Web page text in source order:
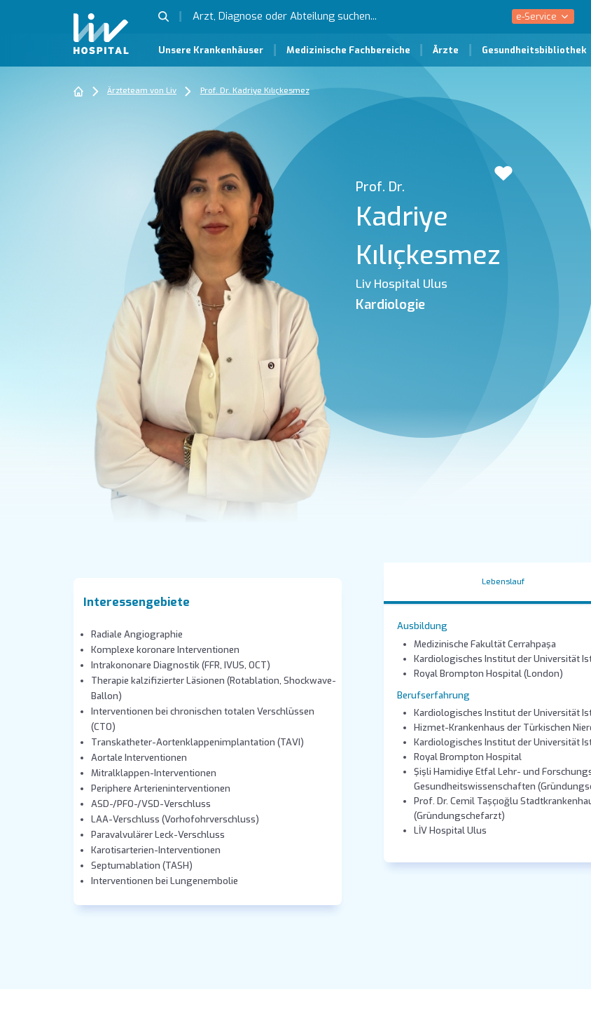
e-Service
Unsere Krankenhäuser Medizinische Fachbereiche Ärzte Gesundheitsbibliothek
Ärzteteam von Liv Prof. Dr. Kadriye Kılıçkesmez
Prof. Dr.
Kadriye
Kılıçkesmez
Liv Hospital Ulus
Kardiologie
Interessengebiete
Radiale Angiographie
Komplexe koronare Interventionen
Intrakononare Diagnostik (FFR, IVUS, OCT)
Therapie kalzifizierter Läsionen (Rotablation, Shockwave-
Ballon)
Interventionen bei chronischen totalen Verschlüssen
(CTO)
Transkatheter-Aortenklappenimplantation (TAVI)
Aortale Interventionen
Mitralklappen-Interventionen
Periphere Arterieninterventionen
ASD-/PFO-/VSD-Verschluss
LAA-Verschluss (Vorhofohrverschluss)
Paravalvulärer Leck-Verschluss
Karotisarterien-Interventionen
Septumablation (TASH)
Interventionen bei Lungenembolie
Lebenslauf
Ausbildung
Medizinische Fakultät Cerrahpaşa
Kardiologisches Institut der Universität
Royal Brompton Hospital (London)
Berufserfahrung
Kardiologisches Institut der Universität
Hizmet-Krankenhaus der Türkischen
Kardiologisches Institut der Universität
Royal Brompton Hospital
Şişli Hamidiye Etfal Lehr- und
Gesundheitswissenschaften
Prof. Dr. Cemil Taşçıoğlu
(Gründungschefarzt)
LİV Hospital Ulus